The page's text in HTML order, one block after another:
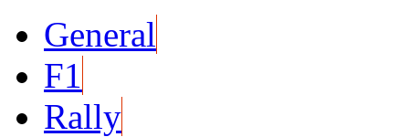
General
F1
Rally